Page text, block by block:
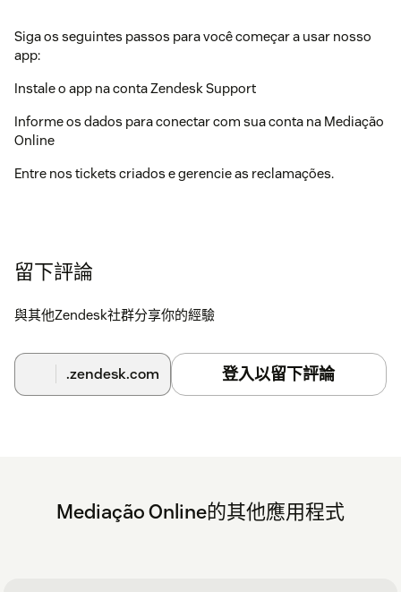
Siga os seguintes passos para você começar a usar nosso
app:
Instale o app na conta Zendesk Support
Informe os dados para conectar com sua conta na Mediação
Online
Entre nos tickets criados e gerencie as reclamações.
留下評論
與其他Zendesk社群分享你的經驗
.zendesk.com 登入以留下評論
Mediação Online的其他應用程式